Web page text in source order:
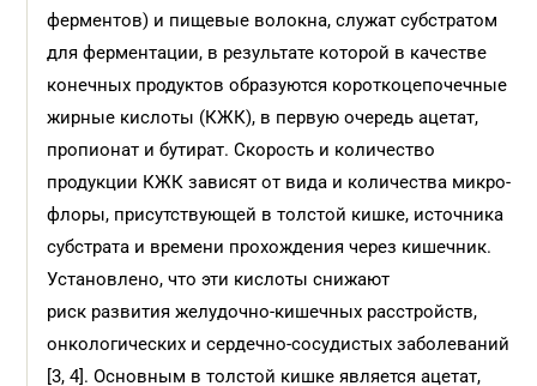
ферментов) и пищевые волокна, служат субстратом
для ферментации, в результате которой в качестве
конечных продуктов образуются короткоцепочечные
жирные кислоты (КЖК), в первую очередь ацетат,
пропионат и бутират. Скорость и количество
продукции КЖК зависят от вида и количества микро­
флоры, присутствующей в толстой кишке, источника
субстрата и времени прохождения через кишечник.
Установлено, что эти кислоты снижают
риск развития желудочно-кишечных расстройств,
онкологических и сердечно-сосудистых заболеваний
[3, 4]. Основным в толстой кишке является ацетат,